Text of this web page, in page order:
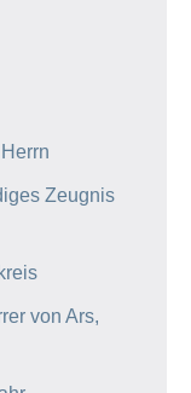
Zeugnis
von Ars,